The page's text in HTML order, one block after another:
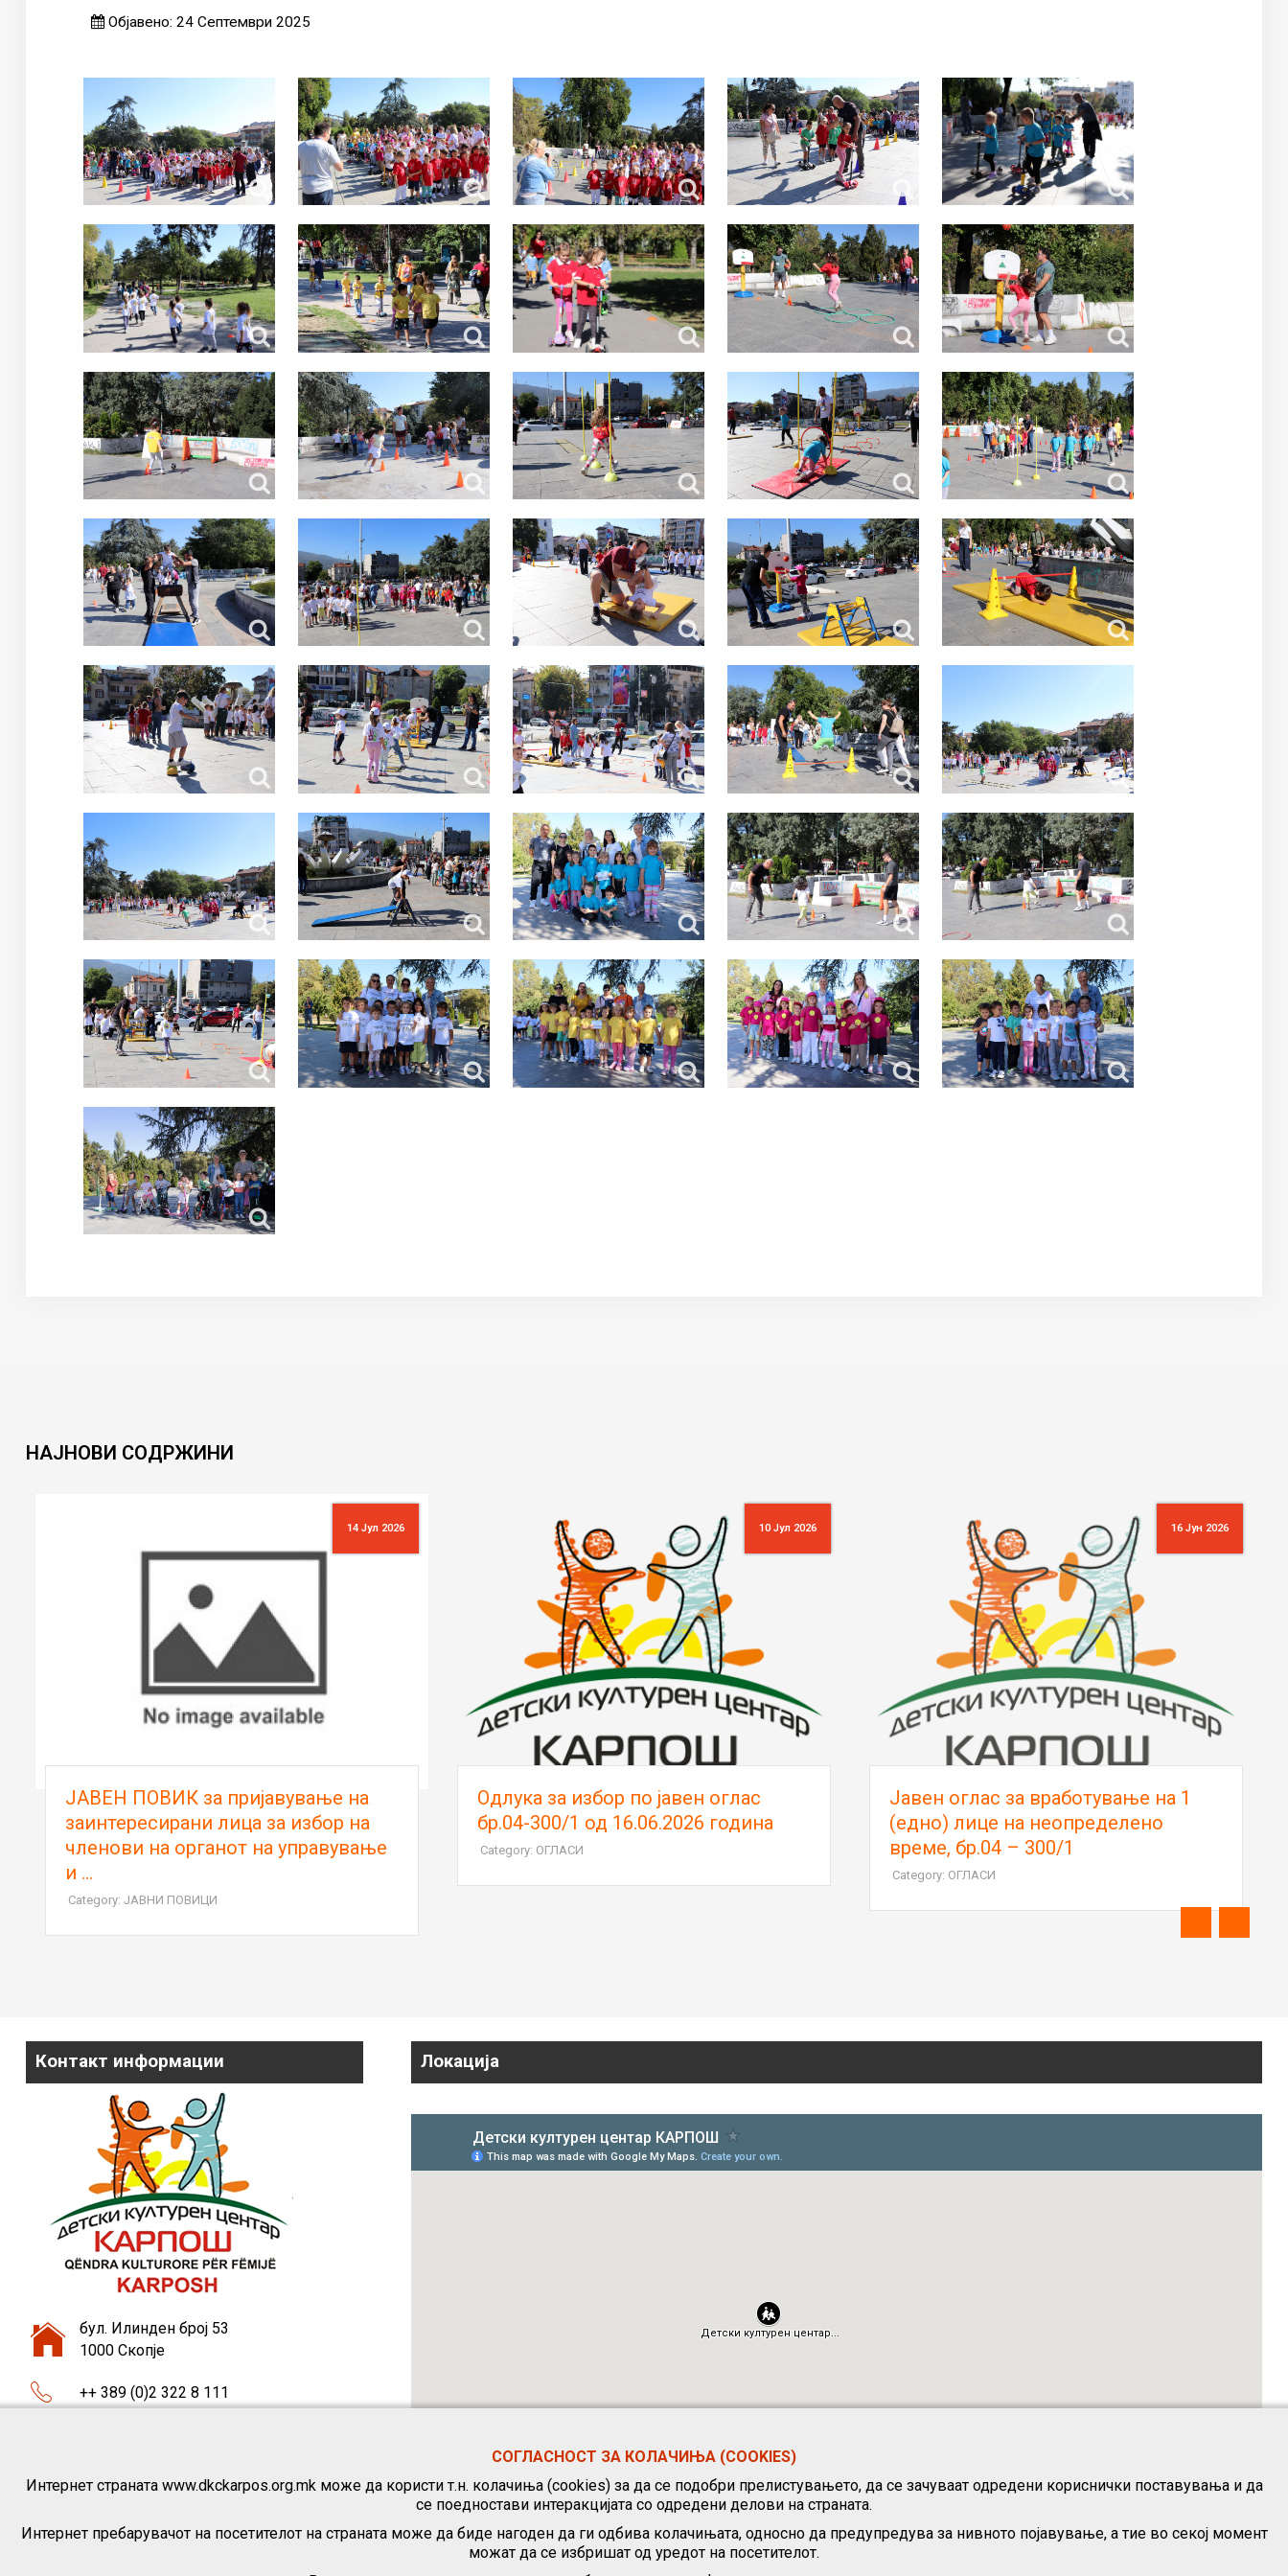
Објавено: 24 Септември 2025
НАЈНОВИ СОДРЖИНИ
10 Јул 2026
Oдлука за избор по јавен оглас
бр.04-300/1 од 16.06.2026 година
Category: ОГЛАСИ
16 Јун 2026
Јавен оглас за вработување на 1
(едно) лице на неопределено
време, бр.04 – 300/1
28 Мај 2026
„ЦРТАЊЕ НА АСФАЛТ“ 2026 - Ја
учам азбуката, моите први букви
Category: ЦРТАЊЕ НА АСФАЛТ
Контакт информации
бул. Илинден број 53
1000 Скопје
++ 389 (0)2 322 8 111
dkckarpos1@gmail.com
Локација
СОГЛАСНОСТ ЗА КОЛАЧИЊА (COOKIES)
Интернет страната www.dkckarpos.org.mk може да користи т.н. колачиња (cookies) за да се подобри прелистувањето, да се зачуваат одредени кориснички поставувања и да
се поедностави интеракцијата со одредени делови на страната.
Интернет пребарувачот на посетителот на страната може да биде нагоден да ги одбива колачињата, односно да предупредува за нивното појавување, а тие во секој момент
можат да се избришат од уредот на посетителот.